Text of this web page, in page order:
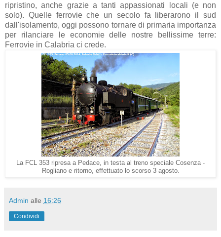
ripristino, anche grazie a tanti appassionati locali (e non
solo). Quelle ferrovie che un secolo fa liberarono il sud
dall'isolamento, oggi possono tornare di primaria importanza
per rilanciare le economie delle nostre bellissime terre:
Ferrovie in Calabria ci crede.
La FCL 353 ripresa a Pedace, in testa al treno speciale Cosenza -
Rogliano e ritorno, effettuato lo scorso 3 agosto.
Admin alle 16:26
Condividi